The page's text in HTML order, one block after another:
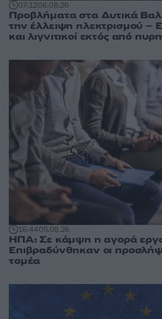
07:1206.08.26
Προβλήματα στα Δυτικά
την έλλειψη ηλεκτρισμού –
και λιγνιτικοί εκτός από
16:4405.08.26
ΗΠΑ: Σε κάμψη η αγορά
Επιβραδύνθηκαν οι
τομέα